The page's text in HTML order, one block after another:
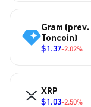
Gram (prev.
Toncoin)
$1.37-2.02%
XRP
$1.03-2.50%